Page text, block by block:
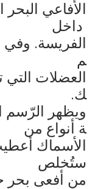
الأفاعي
داخل
الفريسة.
م
العضلات
ك.
ويظهر الرّسم
ة أنواع من
الأسماك
ستُخلص
من أفعى بحر